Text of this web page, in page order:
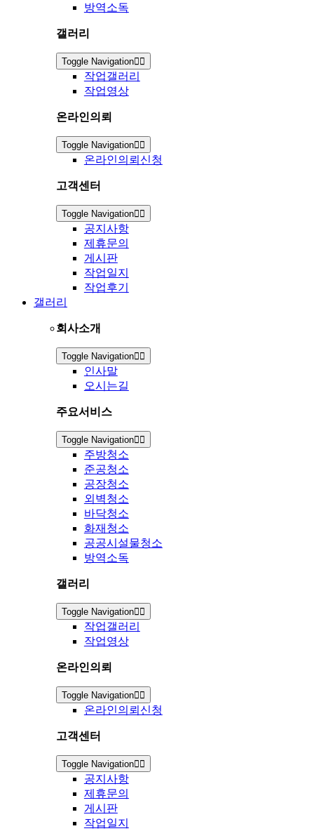
방역소독
갤러리
Toggle Navigation
작업갤러리
작업영상
온라인의뢰
Toggle Navigation
온라인의뢰신청
고객센터
Toggle Navigation
공지사항
제휴문의
게시판
작업일지
작업후기
갤러리
회사소개
Toggle Navigation
인사말
오시는길
주요서비스
Toggle Navigation
주방청소
준공청소
공장청소
외벽청소
바닥청소
화재청소
공공시설물청소
방역소독
갤러리
Toggle Navigation
작업갤러리
작업영상
온라인의뢰
Toggle Navigation
온라인의뢰신청
고객센터
Toggle Navigation
공지사항
제휴문의
게시판
작업일지